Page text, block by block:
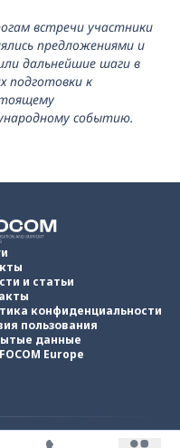
встречи участники
предложениями и
дальнейшие шаги в
подготовки к
событию.
и статьи
конфиденциальности
пользования
данные
Europe
Все права защищены